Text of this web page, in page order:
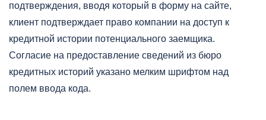
подтверждения, вводя который в форму на сайте,
клиент подтверждает право компании на доступ к
кредитной истории потенциального заемщика.
Согласие на предоставление сведений из бюро
кредитных историй указано мелким шрифтом над
полем ввода кода.